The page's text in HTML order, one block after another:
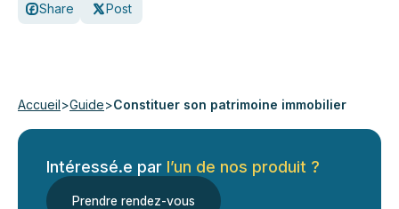
Share Post
Accueil>Guide>Constituer son patrimoine immobilier
Intéressé.e par l’un de nos produit ?
Prendre rendez-vous